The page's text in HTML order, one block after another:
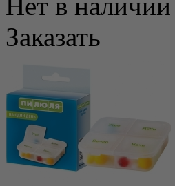
Заказать